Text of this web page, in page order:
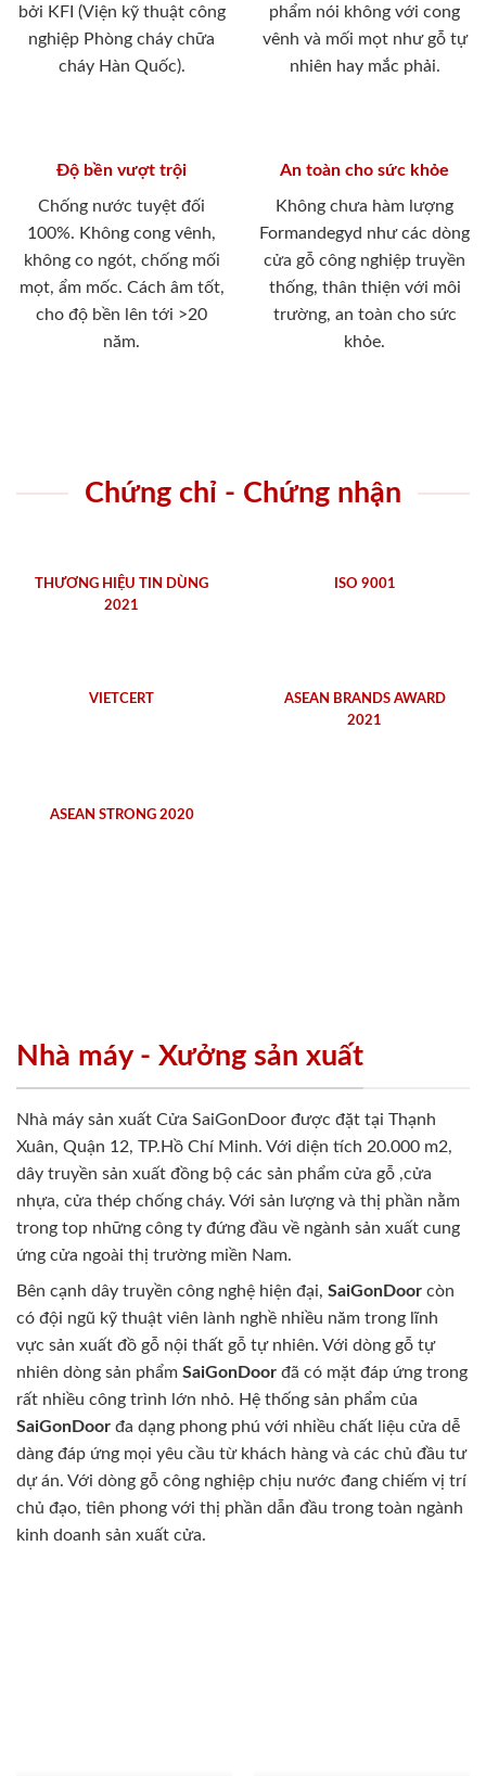
bởi KFI (Viện kỹ thuật công
nghiệp Phòng cháy chữa
cháy Hàn Quốc).
phẩm nói không với cong
vênh và mối mọt như gỗ tự
nhiên hay mắc phải.
Độ bền vượt trội
Chống nước tuyệt đối
100%. Không cong vênh,
không co ngót, chống mối
mọt, ẩm mốc. Cách âm tốt,
cho độ bền lên tới >20
năm.
An toàn cho sức khỏe
Không chưa hàm lượng
Formandegyd như các dòng
cửa gỗ công nghiệp truyền
thống, thân thiện với môi
trường, an toàn cho sức
khỏe.
Chứng chỉ - Chứng nhận
THƯƠNG HIỆU TIN DÙNG
2021
ISO 9001
VIETCERT
ASEAN BRANDS AWARD
2021
ASEAN STRONG 2020
Nhà máy - Xưởng sản xuất
Nhà máy sản xuất Cửa SaiGonDoor được đặt tại Thạnh
Xuân, Quận 12, TP.Hồ Chí Minh. Với diện tích 20.000 m2,
dây truyền sản xuất đồng bộ các sản phẩm cửa gỗ ,cửa
nhựa, cửa thép chống cháy. Với sản lượng và thị phần nằm
trong top những công ty đứng đầu về ngành sản xuất cung
ứng cửa ngoài thị trường miền Nam.
Bên cạnh dây truyền công nghệ hiện đại, SaiGonDoor còn
có đội ngũ kỹ thuật viên lành nghề nhiều năm trong lĩnh
vực sản xuất đồ gỗ nội thất gỗ tự nhiên. Với dòng gỗ tự
nhiên dòng sản phẩm SaiGonDoor đã có mặt đáp ứng trong
rất nhiều công trình lớn nhỏ. Hệ thống sản phẩm của
SaiGonDoor đa dạng phong phú với nhiều chất liệu cửa dễ
dàng đáp ứng mọi yêu cầu từ khách hàng và các chủ đầu tư
dự án. Với dòng gỗ công nghiệp chịu nước đang chiếm vị trí
chủ đạo, tiên phong với thị phần dẫn đầu trong toàn ngành
kinh doanh sản xuất cửa.